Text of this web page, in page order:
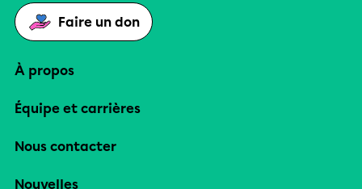
Faire un don
À propos
Équipe et carrières
Nous contacter
Nouvelles